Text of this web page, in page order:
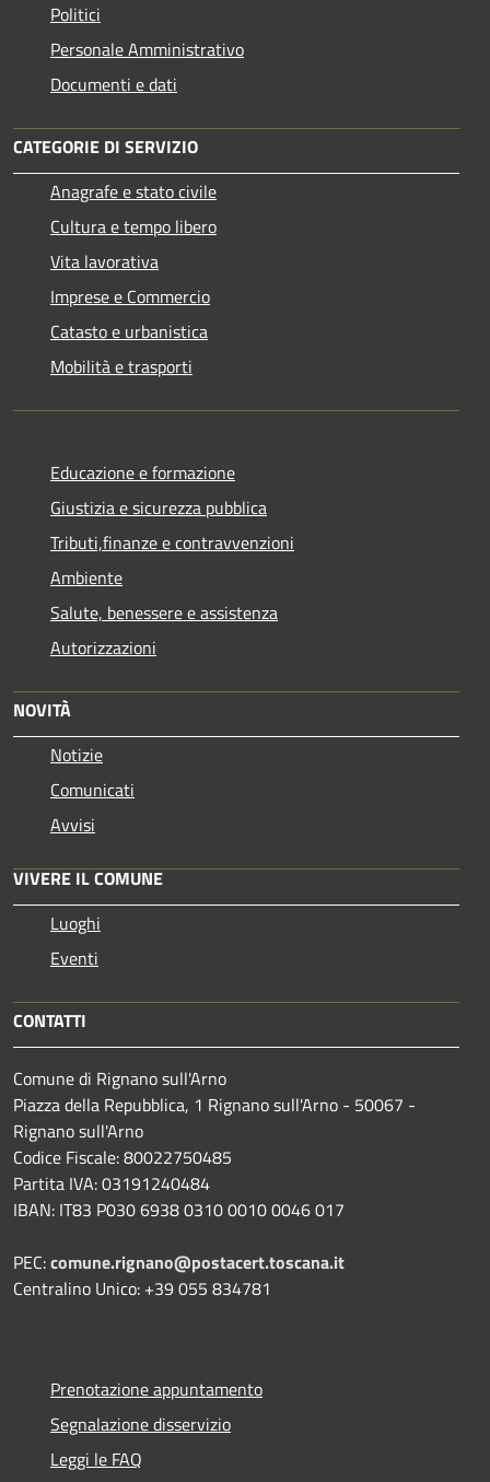
Politici
Personale Amministrativo
Documenti e dati
CATEGORIE DI SERVIZIO
Anagrafe e stato civile
Cultura e tempo libero
Vita lavorativa
Imprese e Commercio
Catasto e urbanistica
Mobilità e trasporti
Educazione e formazione
Giustizia e sicurezza pubblica
Tributi,finanze e contravvenzioni
Ambiente
Salute, benessere e assistenza
Autorizzazioni
NOVITÀ
Notizie
Comunicati
Avvisi
VIVERE IL COMUNE
Luoghi
Eventi
CONTATTI
Comune di Rignano sull'Arno
Piazza della Repubblica, 1 Rignano sull'Arno - 50067 -
Rignano sull'Arno
Codice Fiscale: 80022750485
Partita IVA: 03191240484
IBAN: IT83 P030 6938 0310 0010 0046 017
PEC:comune.rignano@postacert.toscana.it
Centralino Unico: +39 055 834781
Prenotazione appuntamento
Segnalazione disservizio
Leggi le FAQ